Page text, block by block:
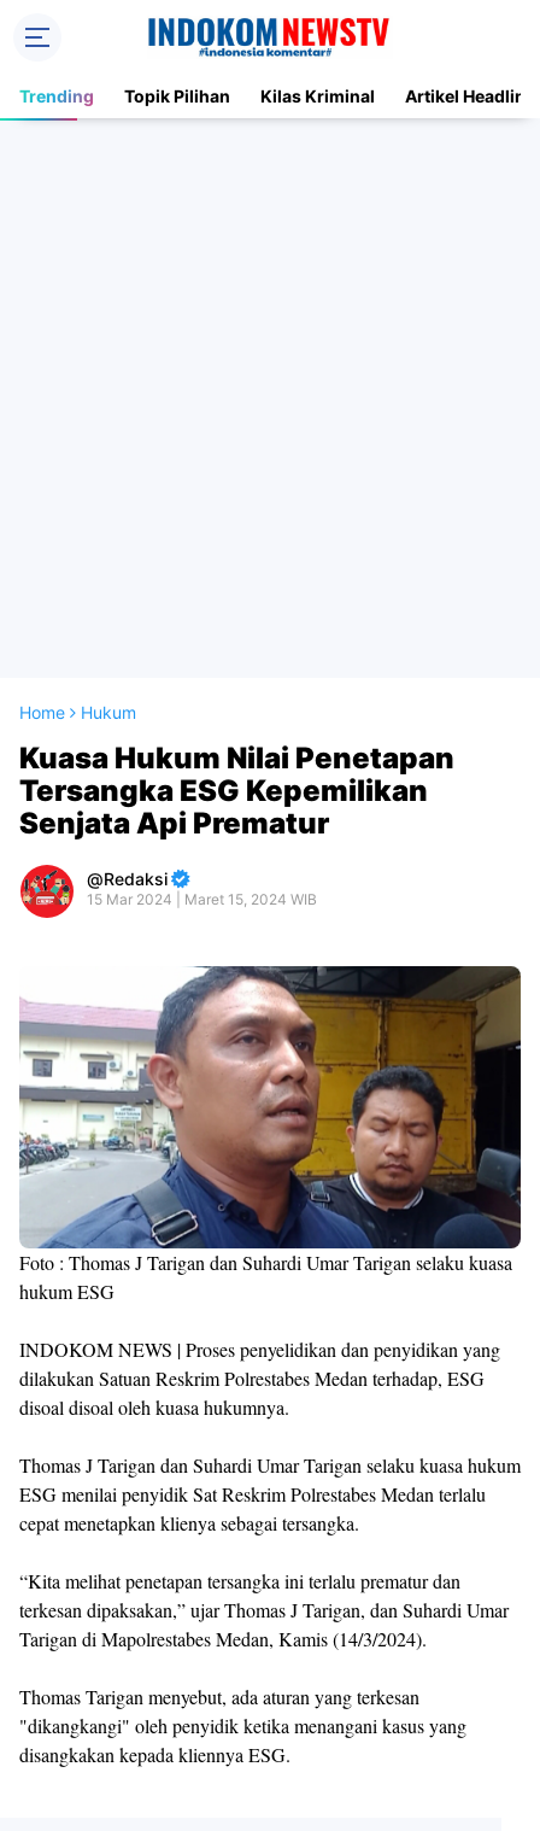
Trending Topik Pilihan Kilas Kriminal Artikel Headline
Home Hukum
Kuasa Hukum Nilai Penetapan
Tersangka ESG Kepemilikan
Senjata Api Prematur
Redaksi
15 Mar 2024 | Maret 15, 2024 WIB
Foto : Thomas J Tarigan dan Suhardi Umar Tarigan selaku kuasa
hukum ESG
INDOKOM NEWS | Proses penyelidikan dan penyidikan yang
dilakukan Satuan Reskrim Polrestabes Medan terhadap, ESG
disoal disoal oleh kuasa hukumnya.
Thomas J Tarigan dan Suhardi Umar Tarigan selaku kuasa hukum
ESG menilai penyidik Sat Reskrim Polrestabes Medan terlalu
cepat menetapkan klienya sebagai tersangka.
“Kita melihat penetapan tersangka ini terlalu prematur dan
terkesan dipaksakan,” ujar Thomas J Tarigan, dan Suhardi Umar
Tarigan di Mapolrestabes Medan, Kamis (14/3/2024).
Thomas Tarigan menyebut, ada aturan yang terkesan
"dikangkangi" oleh penyidik ketika menangani kasus yang
disangkakan kepada kliennya ESG.